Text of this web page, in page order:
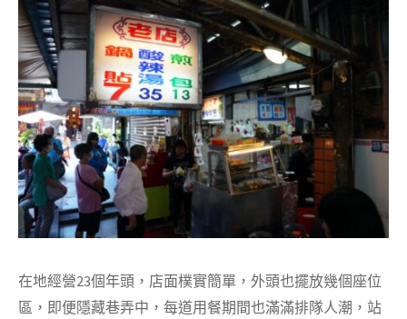
在地經營23個年頭，店面樸實簡單，外頭也擺放幾個座位
區，即便隱藏巷弄中，每道用餐期間也滿滿排隊人潮，站